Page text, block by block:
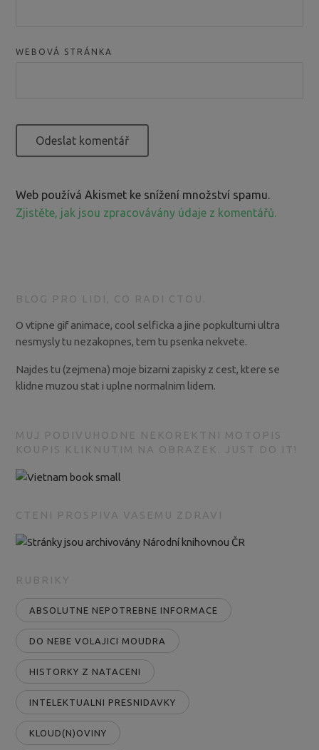
WEBOVÁ STRÁNKA
Web používá Akismet ke snížení množství spamu.
Zjistěte, jak jsou zpracovávány údaje z komentářů.
BLOG PRO LIDI, CO RADI CTOU.
O vtipne gif animace, cool selficka a jine popkulturni ultra
nesmysly tu nezakopnes, tem tu psenka nekvete.
Najdes tu (zejmena) moje bizarni zapisky z cest, ktere se
klidne muzou stat i uplne normalnim lidem.
MUJ PODIVUHODNE NEKOREKTNI MOTOPIS
KOUPIS KLIKNUTIM NA OBRAZEK. JUST DO IT!
CTENI PROSPIVA VASEMU ZDRAVI
RUBRIKY
ABSOLUTNE NEPOTREBNE INFORMACE
DO NEBE VOLAJICI MOUDRA
HISTORKY Z NATACENI
INTELEKTUALNI PRESNIDAVKY
KLOUD(N)OVINY